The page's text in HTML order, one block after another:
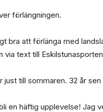
förlängningen.
bra att förlänga med
via text till
just till sommaren. 32 år
en häftig upplevelse! Jag